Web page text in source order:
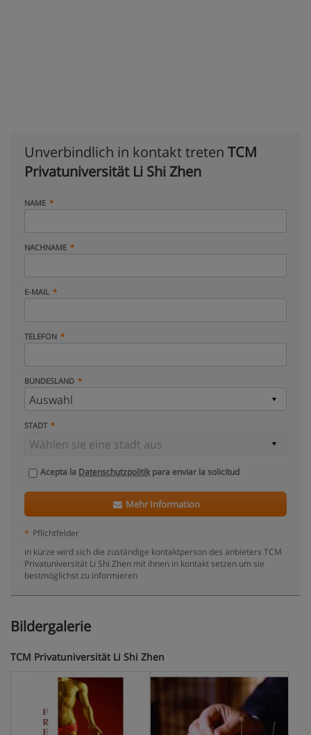
Unverbindlich in kontakt treten TCM
Privatuniversität Li Shi Zhen
NAME
NACHNAME
E-MAIL
TELEFON
BUNDESLAND
STADT
Acepta la Datenschutzpolitikpara enviar la solicitud
Mehr Information
* Pflichtfelder
in kürze wird sich die zuständige kontaktperson des anbieters TCM
Privatuniversität Li Shi Zhen mit ihnen in kontakt setzen um sie
bestmöglichst zu informieren
Bildergalerie
TCM Privatuniversität Li Shi Zhen